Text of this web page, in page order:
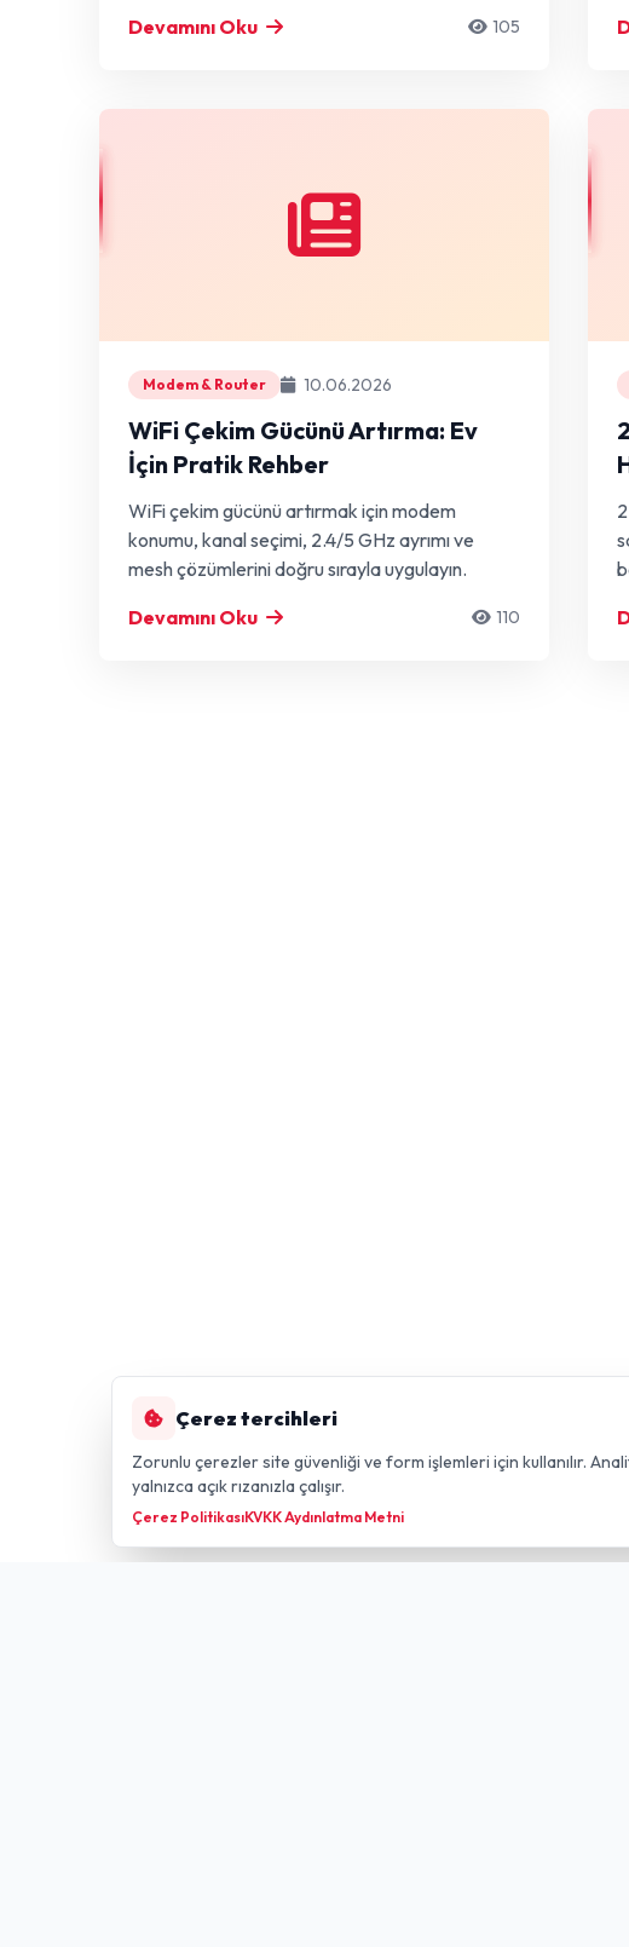
Devamını Oku
105
Modem & Router 10.06.2026
WiFi Çekim Gücünü Artırma: Ev
İçin Pratik Rehber
WiFi çekim gücünü artırmak için modem
konumu, kanal seçimi, 2.4/5 GHz ayrımı ve
mesh çözümlerini doğru sırayla uygulayın.
Devamını Oku
110
Çerez tercihleri
Zorunlu çerezler site güvenliği ve form işlemleri için kullanılır.
yalnızca açık rızanızla çalışır.
Çerez PolitikasıKVKK Aydınlatma Metni